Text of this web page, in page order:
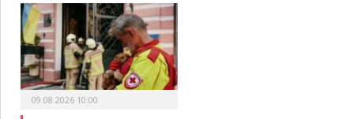
09.08.2026 10:00